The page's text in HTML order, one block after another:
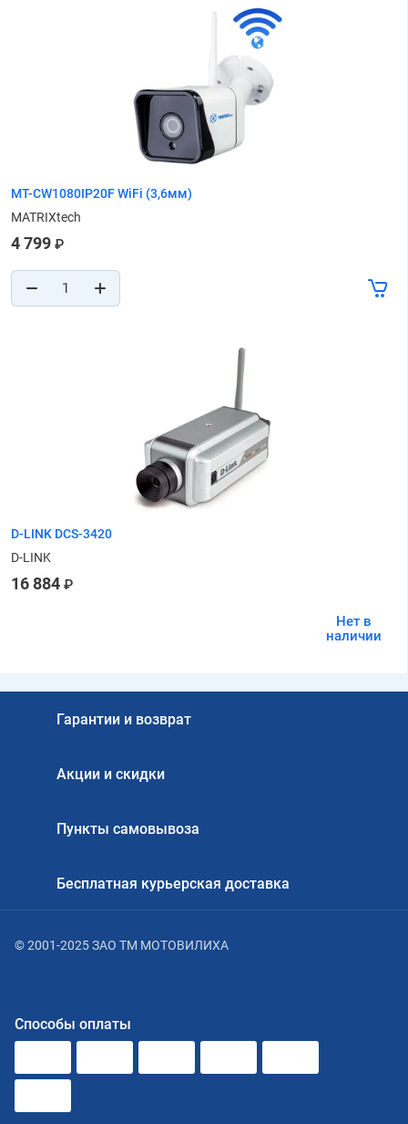
MT-CW1080IP20F WiFi (3,6мм)
MATRIXtech
4 799 ₽
D-LINK DCS-3420
D-LINK
16 884 ₽
Нет в
наличии
Гарантии и возврат
Акции и скидки
Пункты самовывоза
Бесплатная курьерская доставка
© 2001-2025 ЗАО ТМ МОТОВИЛИХА
Способы оплаты